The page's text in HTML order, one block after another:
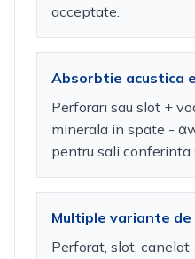
acceptate.
Absorbtie acustica
Perforari sau slot +
minerala in spate -
pentru sali conferinta
Multiple variante
Perforat, slot,